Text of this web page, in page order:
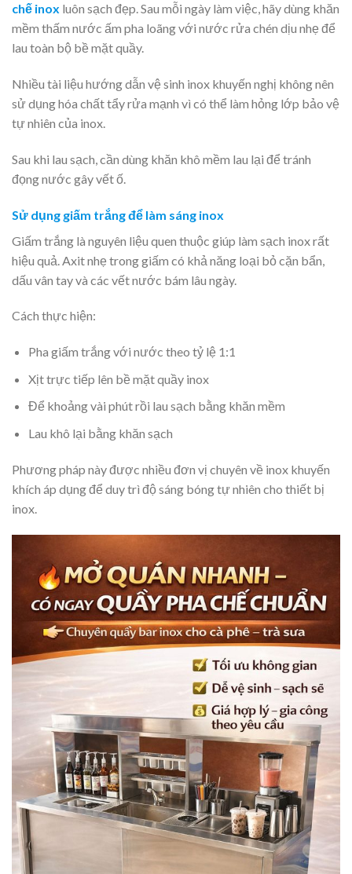
chế inox luôn sạch đẹp. Sau mỗi ngày làm việc, hãy dùng khăn
mềm thấm nước ấm pha loãng với nước rửa chén dịu nhẹ để
lau toàn bộ bề mặt quầy.
Nhiều tài liệu hướng dẫn vệ sinh inox khuyến nghị không nên
sử dụng hóa chất tẩy rửa mạnh vì có thể làm hỏng lớp bảo vệ
tự nhiên của inox.
Sau khi lau sạch, cần dùng khăn khô mềm lau lại để tránh
đọng nước gây vết ố.
Sử dụng giấm trắng để làm sáng inox
Giấm trắng là nguyên liệu quen thuộc giúp làm sạch inox rất
hiệu quả. Axit nhẹ trong giấm có khả năng loại bỏ cặn bẩn,
dấu vân tay và các vết nước bám lâu ngày.
Cách thực hiện:
Pha giấm trắng với nước theo tỷ lệ 1:1
Xịt trực tiếp lên bề mặt quầy inox
Để khoảng vài phút rồi lau sạch bằng khăn mềm
Lau khô lại bằng khăn sạch
Phương pháp này được nhiều đơn vị chuyên về inox khuyến
khích áp dụng để duy trì độ sáng bóng tự nhiên cho thiết bị
inox.